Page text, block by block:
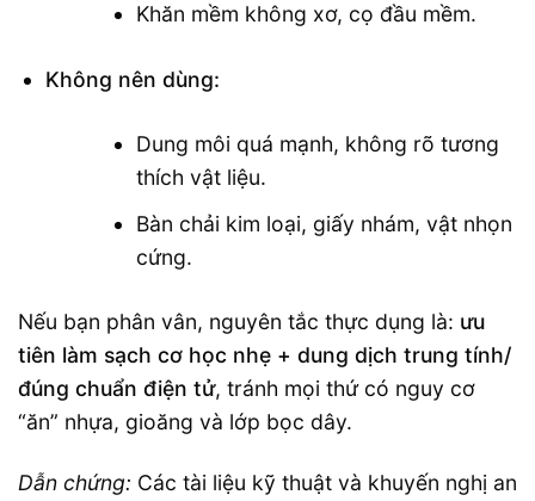
Khăn mềm không xơ, cọ đầu mềm.
Không nên dùng:
Dung môi quá mạnh, không rõ tương
thích vật liệu.
Bàn chải kim loại, giấy nhám, vật nhọn
cứng.
Nếu bạn phân vân, nguyên tắc thực dụng là: ưu
tiên làm sạch cơ học nhẹ + dung dịch trung tính/
đúng chuẩn điện tử, tránh mọi thứ có nguy cơ
“ăn” nhựa, gioăng và lớp bọc dây.
Dẫn chứng: Các tài liệu kỹ thuật và khuyến nghị an